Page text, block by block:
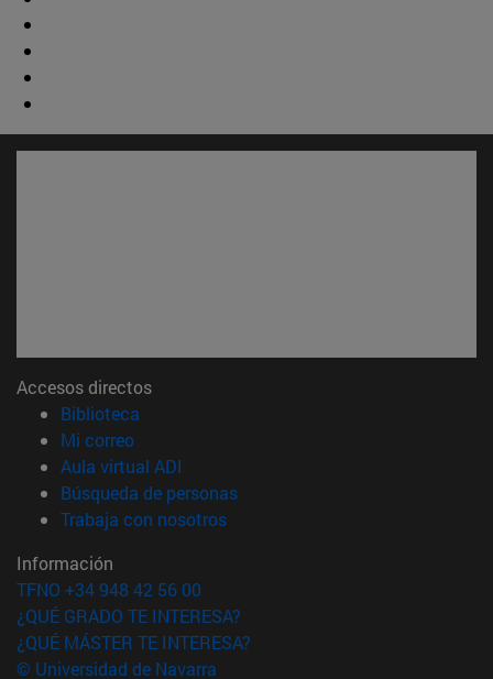
Accesos directos
Biblioteca
Mi correo(abre en nueva ventana)
Aula virtual ADI
Búsqueda de personas(abre en nueva ventana)
Trabaja con nosotros(abre en nueva ventana)
Información
TFNO +34 948 42 56 00
¿QUÉ GRADO TE INTERESA?
¿QUÉ MÁSTER TE INTERESA?
© Universidad de Navarra